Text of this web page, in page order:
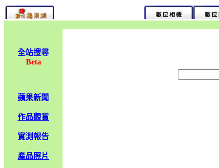
全站搜尋
Beta
蘋果新聞
作品觀賞
實測報告
產品照片